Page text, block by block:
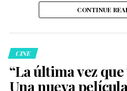
La crítica destaca
deElliot Page
encuentran los personajes.
CONTINUE
CINE
“La última vez
Una nueva